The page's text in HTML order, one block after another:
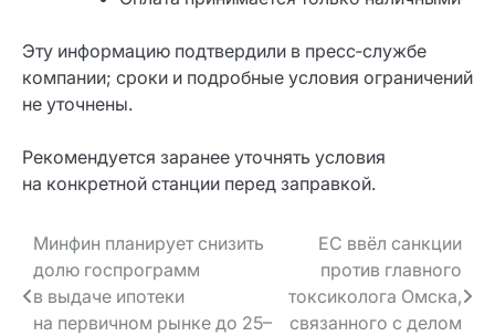
Эту информацию подтвердили в пресс‑службе
компании; сроки и подробные условия ограничений
не уточнены.
Рекомендуется заранее уточнять условия
на конкретной станции перед заправкой.
Навигация
по записям
Минфин планирует снизить
долю госпрограмм
в выдаче ипотеки
на первичном рынке до 25–
ЕС ввёл санкции
против главного
токсиколога Омска,
связанного с делом